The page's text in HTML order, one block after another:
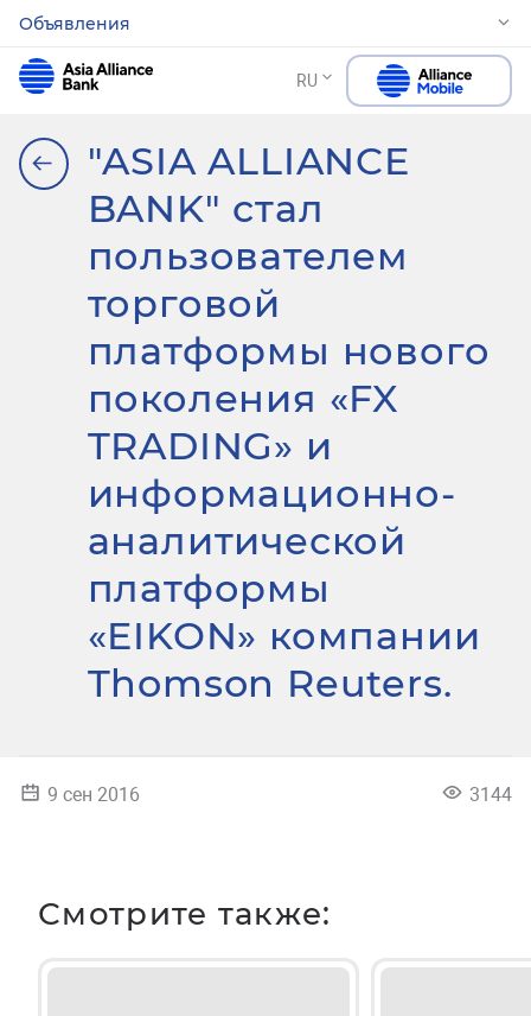
Объявления
RU
"ASIA ALLIANCE
BANK" стал
пользователем
торговой
платформы нового
поколения «FX
TRADING» и
информационно-
аналитической
платформы
«EIKON» компании
Thomson Reuters.
9 сен 2016 3144
Смотрите также: